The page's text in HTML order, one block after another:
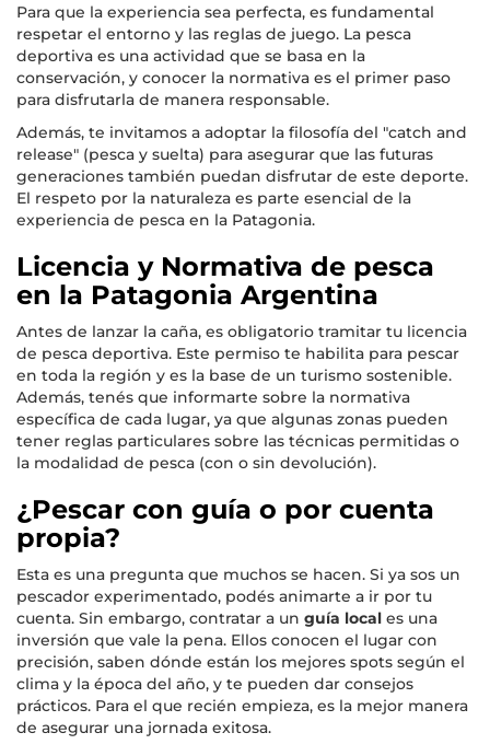
Para que la experiencia sea perfecta, es fundamental
respetar el entorno y las reglas de juego. La pesca
deportiva es una actividad que se basa en la
conservación, y conocer la normativa es el primer paso
para disfrutarla de manera responsable.
Además, te invitamos a adoptar la filosofía del "catch and
release" (pesca y suelta) para asegurar que las futuras
generaciones también puedan disfrutar de este deporte.
El respeto por la naturaleza es parte esencial de la
experiencia de pesca en la Patagonia.
Licencia y Normativa de pesca
en la Patagonia Argentina
Antes de lanzar la caña, es obligatorio tramitar tu licencia
de pesca deportiva. Este permiso te habilita para pescar
en toda la región y es la base de un turismo sostenible.
Además, tenés que informarte sobre la normativa
específica de cada lugar, ya que algunas zonas pueden
tener reglas particulares sobre las técnicas permitidas o
la modalidad de pesca (con o sin devolución).
¿Pescar con guía o por cuenta
propia?
Esta es una pregunta que muchos se hacen. Si ya sos un
pescador experimentado, podés animarte a ir por tu
cuenta. Sin embargo, contratar a un guía local es una
inversión que vale la pena. Ellos conocen el lugar con
precisión, saben dónde están los mejores spots según el
clima y la época del año, y te pueden dar consejos
prácticos. Para el que recién empieza, es la mejor manera
de asegurar una jornada exitosa.